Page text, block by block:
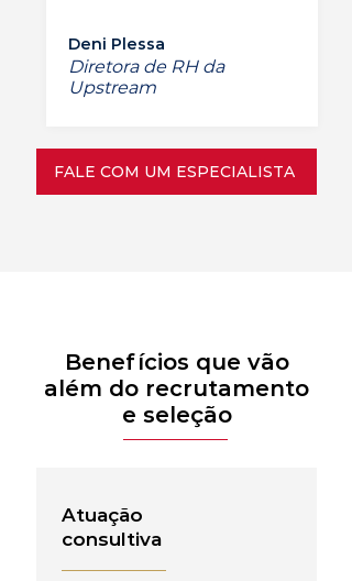
Deni Plessa
Diretora de RH da
Upstream
FALE COM UM ESPECIALISTA
Benefícios que vão
além do recrutamento
e seleção
Atuação
consultiva